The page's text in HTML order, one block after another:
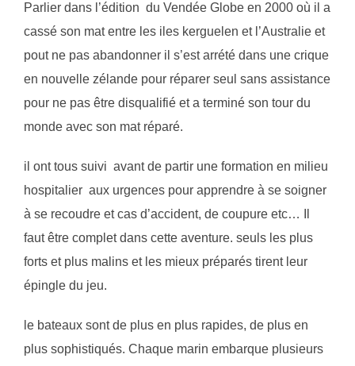
Parlier dans l’édition du Vendée Globe en 2000 où il a
cassé son mat entre les iles kerguelen et l’Australie et
pout ne pas abandonner il s’est arrété dans une crique
en nouvelle zélande pour réparer seul sans assistance
pour ne pas être disqualifié et a terminé son tour du
monde avec son mat réparé.
il ont tous suivi avant de partir une formation en milieu
hospitalier aux urgences pour apprendre à se soigner
à se recoudre et cas d’accident, de coupure etc… Il
faut être complet dans cette aventure. seuls les plus
forts et plus malins et les mieux préparés tirent leur
épingle du jeu.
le bateaux sont de plus en plus rapides, de plus en
plus sophistiqués. Chaque marin embarque plusieurs